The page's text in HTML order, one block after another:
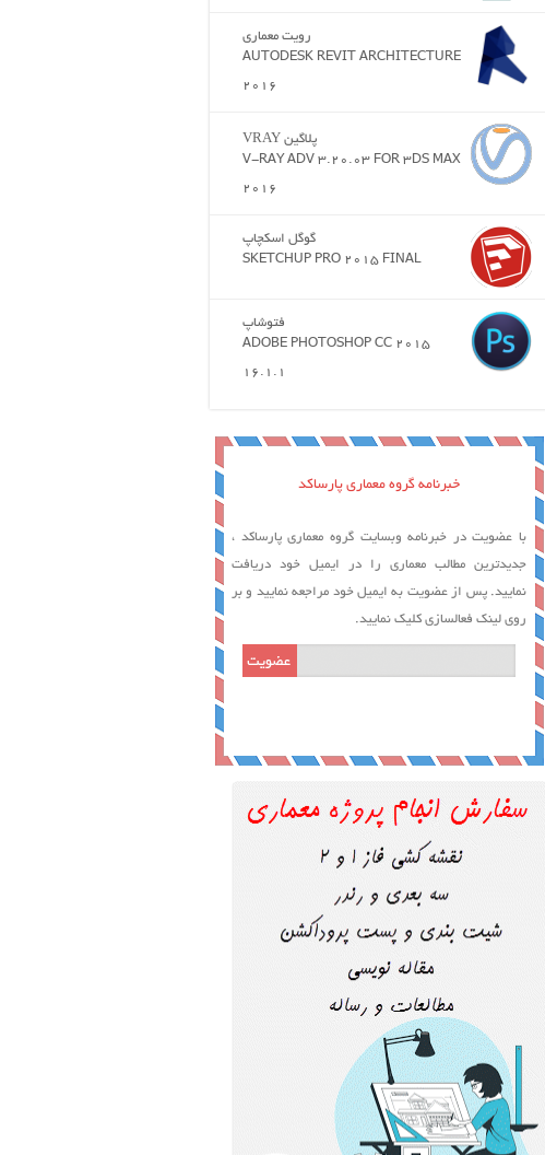
رویت معماری
AUTODESK REVIT ARCHITECTURE
2016
پلاگین VRAY
V-RAY ADV 3.20.03 FOR 3DS MAX
2016
گوگل اسکچاپ
SKETCHUP PRO 2015 FINAL
فتوشاپ
ADOBE PHOTOSHOP CC 2015
16.1.1
خبرنامه گروه معماری پارساکد
با عضویت در خبرنامه وبسایت گروه معماری پارساکد ،
جدیدترین مطالب معماری را در ایمیل خود دریافت
نمایید. پس از عضویت به ایمیل خود مراجعه نمایید و بر
روی لینک فعالسازی کلیک نمایید.